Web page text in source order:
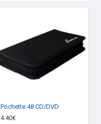
Pochette 48 CD/DVD
4.40€